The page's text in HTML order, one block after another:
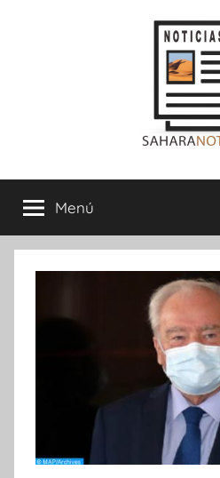
Sahara
Noticias
Menú